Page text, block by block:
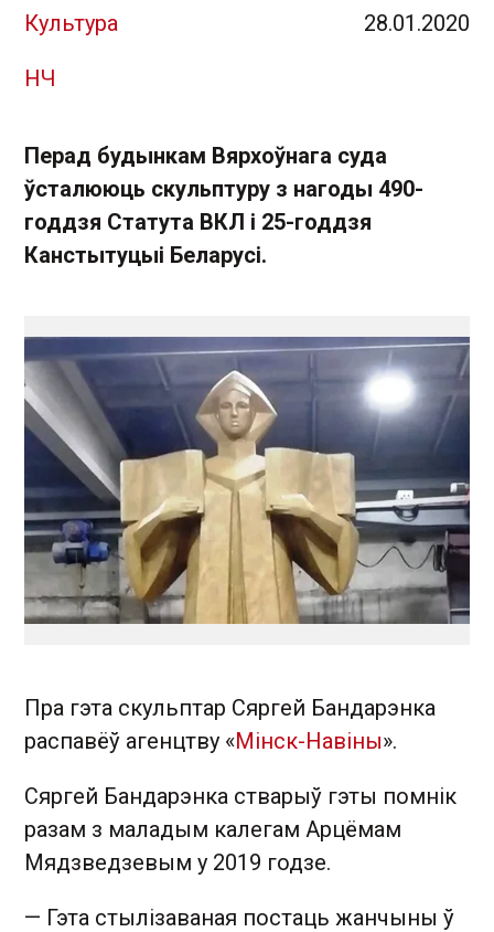
Культура 28.01.2020
НЧ
Перад будынкам Вярхоўнага суда
ўсталююць скульптуру з нагоды 490-
годдзя Статута ВКЛ і 25-годдзя
Канстытуцыі Беларусі.
Пра гэта скульптар Сяргей Бандарэнка
распавёў агенцтву «Мінск-Навіны».
Сяргей Бандарэнка стварыў гэты помнік
разам з маладым калегам Арцёмам
Мядзведзевым у 2019 годзе.
— Гэта стылізаваная постаць жанчыны ў